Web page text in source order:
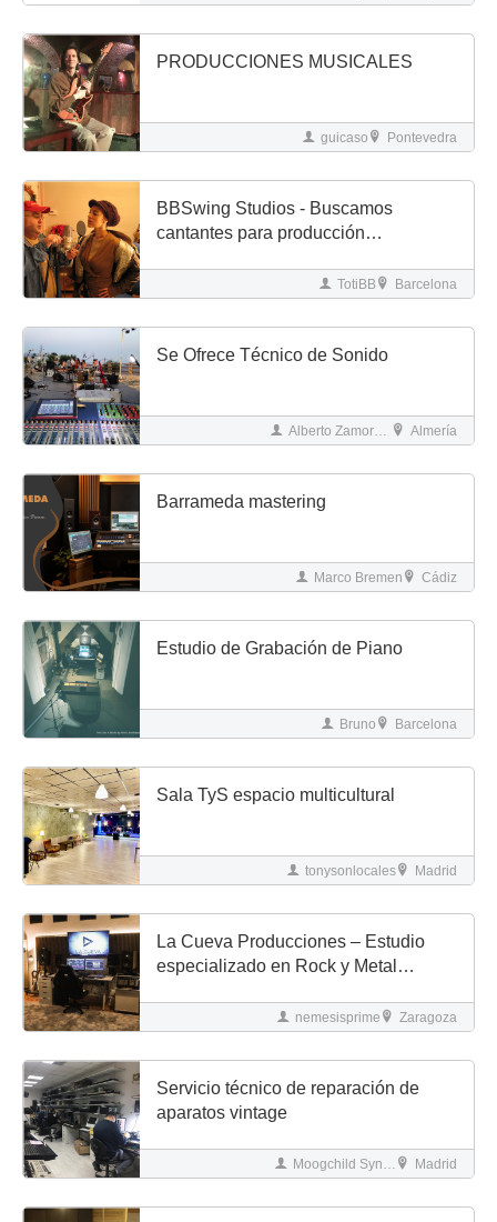
PRODUCCIONES MUSICALES
guicaso Pontevedra
BBSwing Studios - Buscamos
cantantes para producción
TotiBB Barcelona
Se Ofrece Técnico de Sonido
Alberto Zamora Guillen Almería
Barrameda mastering
Marco Bremen Cádiz
Estudio de Grabación de Piano
Bruno Barcelona
Sala TyS espacio multicultural
tonysonlocales Madrid
La Cueva Producciones – Estudio
especializado en Rock y Metal
nemesisprime Zaragoza
Servicio técnico de reparación de
aparatos vintage
Moogchild Synthdrome Madrid